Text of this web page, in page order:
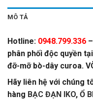
MÔ TẢ
Hotline: 0948.799.336 –
phân phối độc quyền
đỡ-mỡ bò-dây curoa.
Hãy liên hệ với chúng
hàng BẠC ĐẠN IKO, Ổ